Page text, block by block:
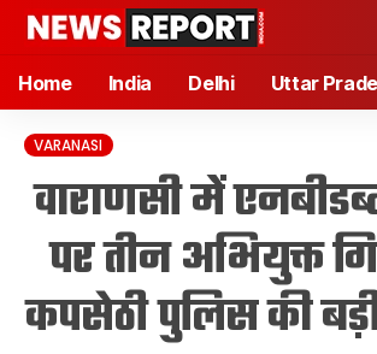
Home India Delhi Uttar
VARANASI
वाराणसी में
पर तीन अभियुक्त
कपसेठी पुलिस की बड़ी